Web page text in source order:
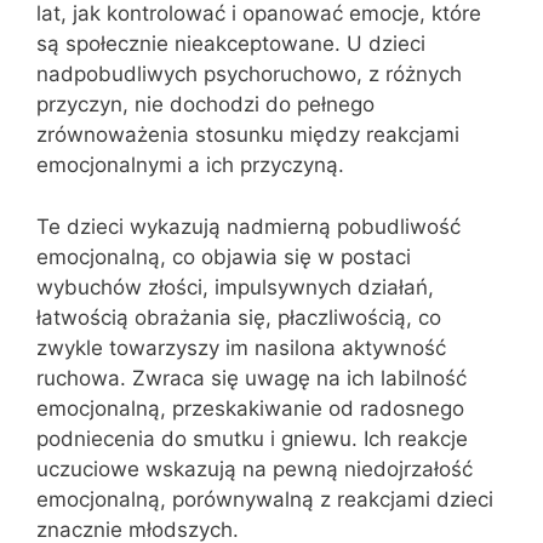
lat, jak kontrolować i opanować emocje, które
są społecznie nieakceptowane. U dzieci
nadpobudliwych psychoruchowo, z różnych
przyczyn, nie dochodzi do pełnego
zrównoważenia stosunku między reakcjami
emocjonalnymi a ich przyczyną.
Te dzieci wykazują nadmierną pobudliwość
emocjonalną, co objawia się w postaci
wybuchów złości, impulsywnych działań,
łatwością obrażania się, płaczliwością, co
zwykle towarzyszy im nasilona aktywność
ruchowa. Zwraca się uwagę na ich labilność
emocjonalną, przeskakiwanie od radosnego
podniecenia do smutku i gniewu. Ich reakcje
uczuciowe wskazują na pewną niedojrzałość
emocjonalną, porównywalną z reakcjami dzieci
znacznie młodszych.